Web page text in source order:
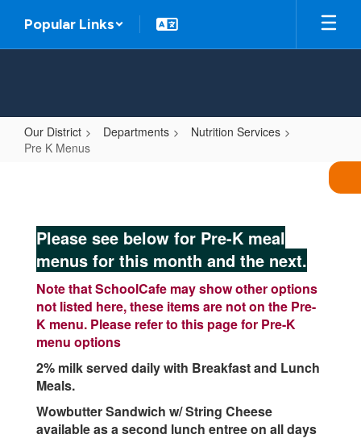
main
Popular Links
Our District Departments
Nutrition Services
Pre K Menus
Menus
Please see below for Pre-K meal
menus for this month and the next.
Note that SchoolCafe may show other options
not listed here, these items are not on the Pre-
K menu. Please refer to this page for Pre-K
menu options
2% milk served daily with Breakfast and Lunch
Meals.
Wowbutter Sandwich w/ String Cheese
available as a second lunch entree on all days